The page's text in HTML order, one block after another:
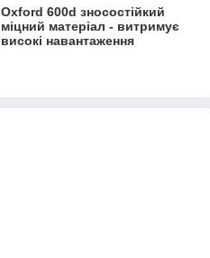
Oxford 600d зносостійкий
міцний матеріал - витримує
високі навантаження